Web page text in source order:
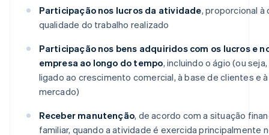
Participação nos lucros da atividade, proporcional à
qualidade do trabalho realizado
Participação nos bens adquiridos com os lucros e
empresa ao longo do tempo, incluindo o ágio (ou
ligado ao crescimento comercial, à base de clientes e
mercado)
Receber manutenção, de acordo com a situação
familiar, quando a atividade é exercida principalmente